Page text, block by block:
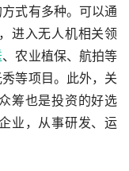
式有多种。可以通
进入无人机相关领
、农业植保、航拍等
等项目。此外，关
筹也是投资的好选
业，从事研发、运